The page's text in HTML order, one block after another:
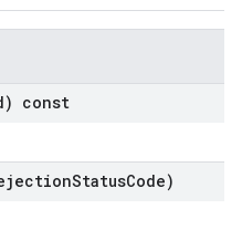
const
StatusCode)